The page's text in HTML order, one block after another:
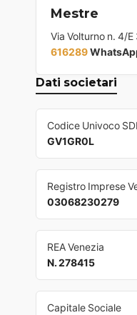
Mestre
Via Volturno n. 4/
616289
Dati societari
Codice Univoco SDI
GV1GR0L
Registro Imprese
03068230279
REA Venezia
N. 278415
Capitale Sociale